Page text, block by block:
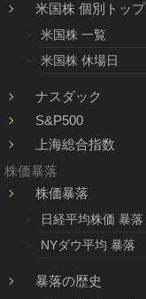
米国株 個別トップ
米国株 一覧
米国株 休場日
ナスダック
S&P500
上海総合指数
株価暴落
株価暴落
日経平均株価 暴落
NYダウ平均 暴落
暴落の歴史